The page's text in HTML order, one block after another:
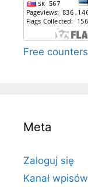
Free counters
Meta
Zaloguj się
Kanał wpisów